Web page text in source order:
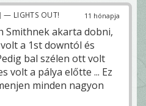
11 hónapja
— LIGHTS OUT!
Smithnek akarta dobni,
a 1st downtól és
bal szélen ott volt
volt a pálya előtte ... Ez
minden nagyon